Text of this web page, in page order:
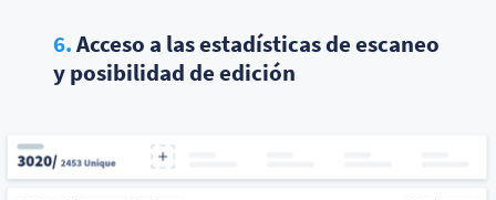
6.Acceso a las estadísticas de escaneo
y posibilidad de edición